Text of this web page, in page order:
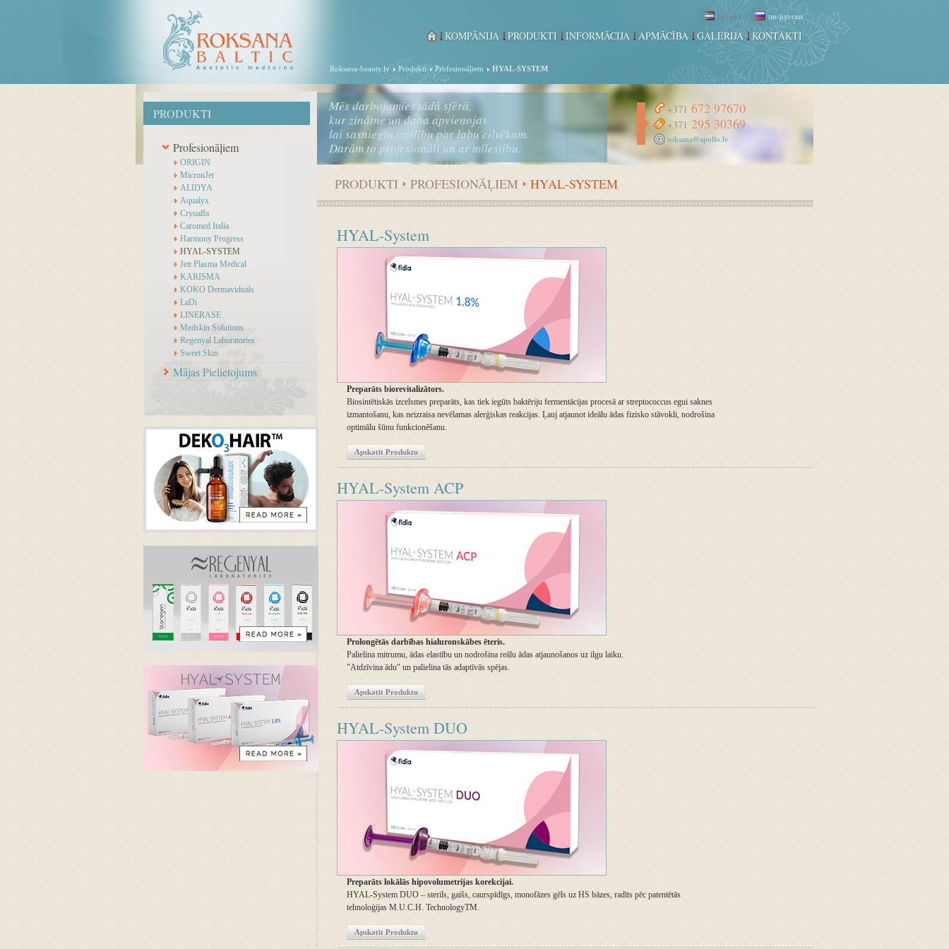
Mēs darbojamies tādā sfērā,
kur zinātne un daba apvienojas
lai sasniegtu izcilību par labu cilvēkam.
Darām to profesionāli un ar mīlestību.
PRODUKTI
Profesionāļiem
ORIGIN
MicronJet
ALIDYA
Aqualyx
Cryoalfa
Caromed Italia
Harmony Progress
HYAL-SYSTEM
Jett Plasma Medical
KARISMA
KOKO Dermaviduals
LaDi
LINERASE
Medskin Solutions
Regenyal Laboratories
Sweet Skin
Mājas Pielietojums
+371 672 97670
+371 295 30369
roksana@apollo.lv
Roksana-beauty.lv Produkti Profesionāļiem HYAL-SYSTEM
latviski по-русски
KOMPĀNIJA PRODUKTI INFORMĀCIJA APMĀCĪBA GALERIJA KONTAKTI
PRODUKTI PROFESIONĀĻIEM HYAL-SYSTEM
HYAL-System
Preparāts biorevitalizātors.
Biosintētiskās izcelsmes preparāts, kas tiek iegūts baktēriju fermentācijas procesā ar streptococcus egui saknes
izmantošanu, kas neizraisa nevēlamas alerģiskas reakcijas. Ļauj atjaunot ideālu ādas fizisko stāvokli, nodrošina
optimālu šūnu funkcionēšanu.
Apskatīt Produktu
HYAL-System ACP
Prolongētās darbības hialuronskābes ēteris.
Palielina mitrumu, ādas elastību un nodrošina reālu ādas atjaunošanos uz ilgu laiku.
"Atdzīvina ādu" un palielina tās adaptīvās spējas.
Apskatīt Produktu
HYAL-System DUO
Preparāts lokālās hipovolumetrijas korekcijai.
HYAL-System DUO – sterils, gaišs, caurspīdīgs, monofāzes gēls uz HS bāzes, radīts pēc patentētās
tehnoloģijas M.U.C.H. TechnologyTM.
Apskatīt Produktu